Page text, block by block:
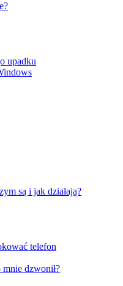
upadku
są i jak działają?
telefon
dzwonił?